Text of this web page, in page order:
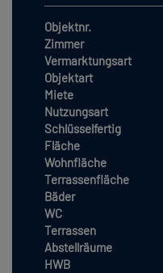
Objektnr.
Zimmer
Vermarktungsart
Objektart
Miete
Nutzungsart
Schlüsselfertig
Fläche
Wohnfläche
Terrassenfläche
Bäder
WC
Terrassen
Abstellräume
HWB